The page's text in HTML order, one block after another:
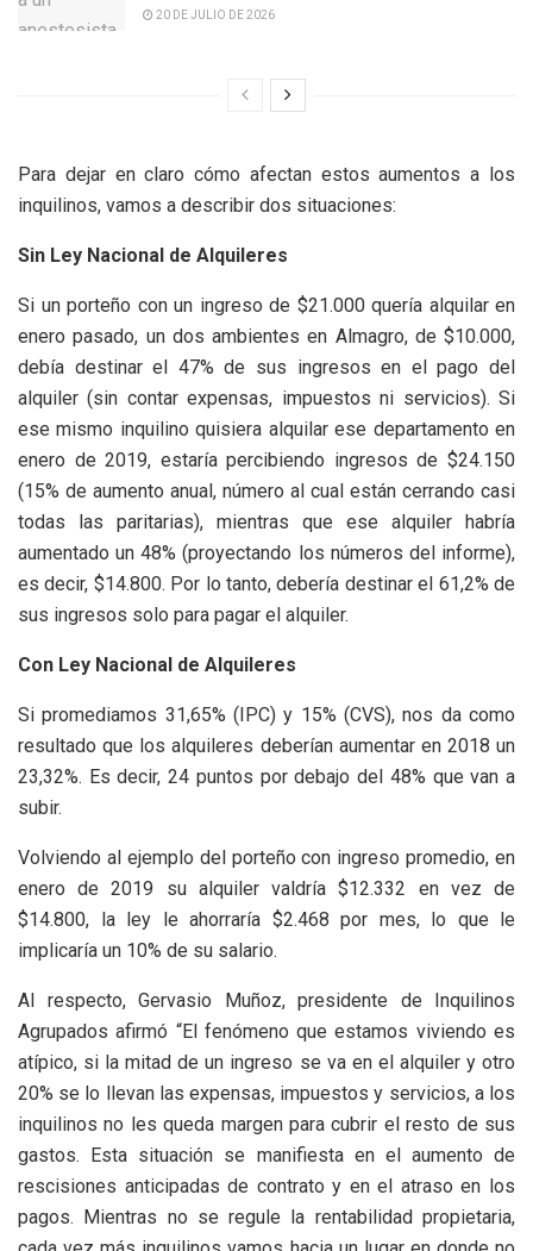
20 DE JULIO DE 2026
Para dejar en claro cómo afectan estos aumentos a los
inquilinos, vamos a describir dos situaciones:
Sin Ley Nacional de Alquileres
Si un porteño con un ingreso de $21.000 quería alquilar en
enero pasado, un dos ambientes en Almagro, de $10.000,
debía destinar el 47% de sus ingresos en el pago del
alquiler (sin contar expensas, impuestos ni servicios). Si
ese mismo inquilino quisiera alquilar ese departamento en
enero de 2019, estaría percibiendo ingresos de $24.150
(15% de aumento anual, número al cual están cerrando casi
todas las paritarias), mientras que ese alquiler habría
aumentado un 48% (proyectando los números del informe),
es decir, $14.800. Por lo tanto, debería destinar el 61,2% de
sus ingresos solo para pagar el alquiler.
Con Ley Nacional de Alquileres
Si promediamos 31,65% (IPC) y 15% (CVS), nos da como
resultado que los alquileres deberían aumentar en 2018 un
23,32%. Es decir, 24 puntos por debajo del 48% que van a
subir.
Volviendo al ejemplo del porteño con ingreso promedio, en
enero de 2019 su alquiler valdría $12.332 en vez de
$14.800, la ley le ahorraría $2.468 por mes, lo que le
implicaría un 10% de su salario.
Al respecto, Gervasio Muñoz, presidente de Inquilinos
Agrupados afirmó “El fenómeno que estamos viviendo es
atípico, si la mitad de un ingreso se va en el alquiler y otro
20% se lo llevan las expensas, impuestos y servicios, a los
inquilinos no les queda margen para cubrir el resto de sus
gastos. Esta situación se manifiesta en el aumento de
rescisiones anticipadas de contrato y en el atraso en los
pagos. Mientras no se regule la rentabilidad propietaria,